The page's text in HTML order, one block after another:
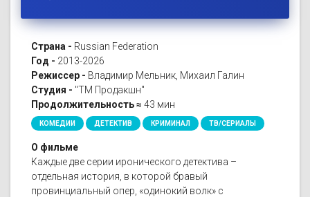
Страна - Russian Federation
Год - 2013-2026
Режиссер - Владимир Мельник, Михаил Галин
Студия - "ТМ Продакшн"
Продолжительность ≈ 43 мин
КОМЕДИИ ДЕТЕКТИВ КРИМИНАЛ ТВ/СЕРИАЛЫ
О фильме
Каждые две серии иронического детектива –
отдельная история, в которой бравый
провинциальный опер, «одинокий волк» с